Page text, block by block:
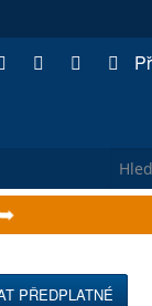
PŘEDPLATNÉ